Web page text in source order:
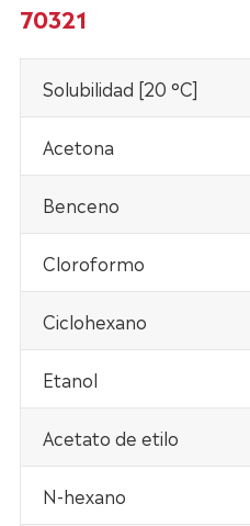
70321
Solubilidad [20 °C]
Acetona
Benceno
Cloroformo
Ciclohexano
Etanol
Acetato de etilo
N-hexano